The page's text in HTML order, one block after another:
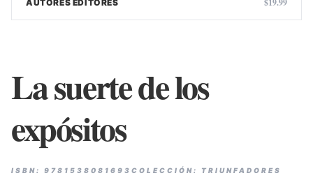
AUTORES EDITORES $19.99
La suerte de los
expósitos
ISBN: 9781538081693 COLECCIÓN: TRIUNFADORES